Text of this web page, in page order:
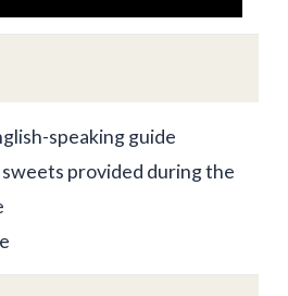
speaking guide
sweets provided during the